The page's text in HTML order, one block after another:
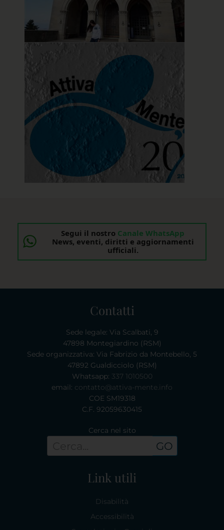
Segui il nostro Canale WhatsApp
News, eventi, diritti e aggiornamenti
ufficiali.
Contatti
Sede legale: Via Scalbati, 9
47898 Montegiardino (RSM)
Sede organizzativa: Via Fabrizio da Montebello, 5
47892 Gualdicciolo (RSM)
Whatsapp: 337 1010500
email: contatto@attiva-mente.info
COE SM19318
C.F. 92059630415
Cerca nel sito
GO
Link utili
Disabilità
Accessibilità